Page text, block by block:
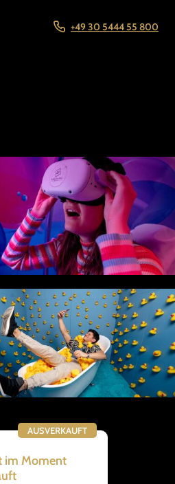
+49 30 5444 55 800
AUSVERKAUFT
im Moment